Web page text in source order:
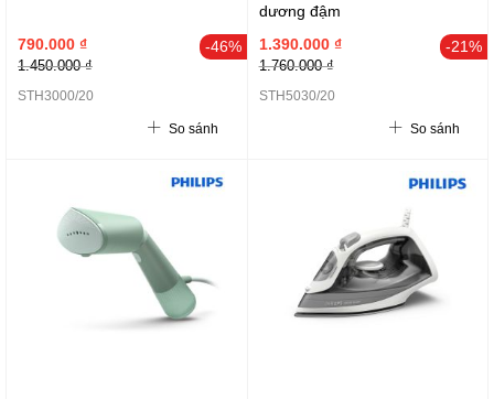
-46%
790.000 ₫
1.450.000 ₫
STH3000/20
So sánh
dương đậm
-21%
1.390.000 ₫
1.760.000 ₫
STH5030/20
So sánh